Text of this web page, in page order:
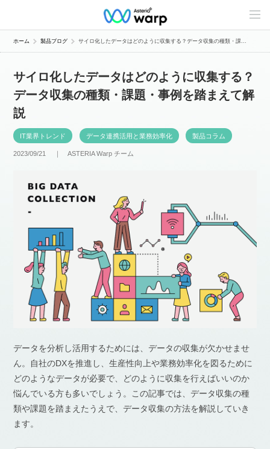
C
n
e
i
ホーム 製品ブログ サイロ化したデータはどのように収集する？データ収集の種類・課...
サイロ化したデータはどのように収集する？
データ収集の種類・課題・事例を踏まえて解
説
IT業界トレンド データ連携活用と業務効率化 製品コラム
2023/09/21 ｜ASTERIA Warp チーム
データを分析し活用するためには、データの収集が欠かせませ
ん。自社のDXを推進し、生産性向上や業務効率化を図るために
どのようなデータが必要で、どのように収集を行えばいいのか
悩んでいる方も多いでしょう。この記事では、データ収集の種
類や課題を踏まえたうえで、データ収集の方法を解説していき
ます。